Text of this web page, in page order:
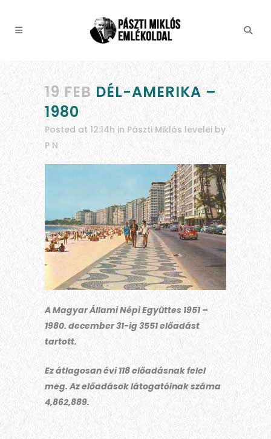
19 FEB DÉL-AMERIKA –
1980
Posted at 12:14h in Pászti Miklós levelei by
P N
A Magyar Állami Népi Együttes 1951 –
1980. december 31-ig 3551 előadást
tartott.
Ez átlagosan évi 118 előadásnak felel
meg. Az előadások látogatóinak száma
4,862,889.